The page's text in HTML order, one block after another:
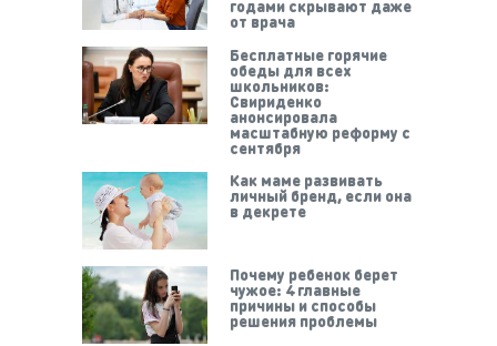
годами скрывают даже
от врача
Бесплатные горячие
обеды для всех
школьников:
Свириденко
анонсировала
масштабную реформу с
сентября
Как маме развивать
личный бренд, если она
в декрете
Почему ребенок берет
чужое: 4 главные
причины и способы
решения проблемы